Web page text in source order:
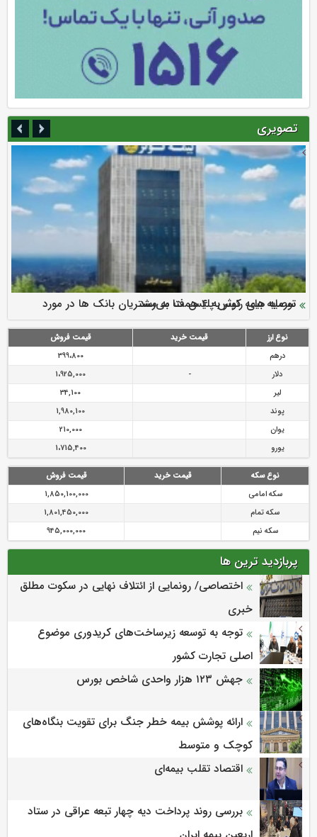
تصویری
ارزش سهام عدالت بالا رفت
سرمایه بیمه کوثر به ۴ همت می‌رسد
نود ثانیه با فولاد سنگان
تقدیر دبیرکل سندیکای بیمه گران ایران از اقدامات مدیرعامل بیمه
رازی
توصیه های رئیس پلیس فتا به مشتریان بانک ها در مورد
پیشگیری از سرقت های مجازی
نوع ارز قیمت خرید
قیمت فروش
درهم
399،800
دلار
-
1،925,000
لیر
34,100
پوند
1,980,100
یوان
210,000
یورو
1،715,400
نوع سکه قیمت خرید
قیمت فروش
سکه امامی
1,850,100,000
سکه تمام
1,801,450,000
سکه نیم
945,000,000
پربازدید ترین ها
اختصاصی/ رونمایی از ائتلاف‌ نهایی در سکوت مطلق
خبری
توجه به توسعه زیرساخت‌های کریدوری موضوع
اصلی تجارت کشور
جهش ۱۲۳ هزار واحدی شاخص بورس
ارائه پوشش بیمه خطر جنگ برای تقویت بنگاه‌های
کوچک و متوسط
اقتصاد تقلب بیمه‌ای
بررسی روند پرداخت دیه چهار تبعه عراقی در ستاد